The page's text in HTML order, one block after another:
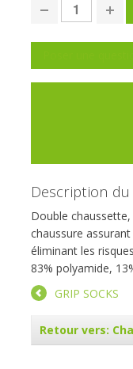
Description
Double
chaussure
éliminant les
83% polyamide,
GRIP SOCKS
Retour vers: